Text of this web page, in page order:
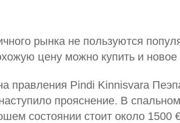
рынка не пользуются
цену можно купить и
правления Pindi Kinnisvara
прояснение. В
состоянии стоит около 1500